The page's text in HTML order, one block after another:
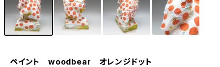
ペイント woodbear オレンジドット